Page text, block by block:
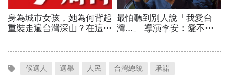
候選人 選舉 人民 台灣總統 承諾